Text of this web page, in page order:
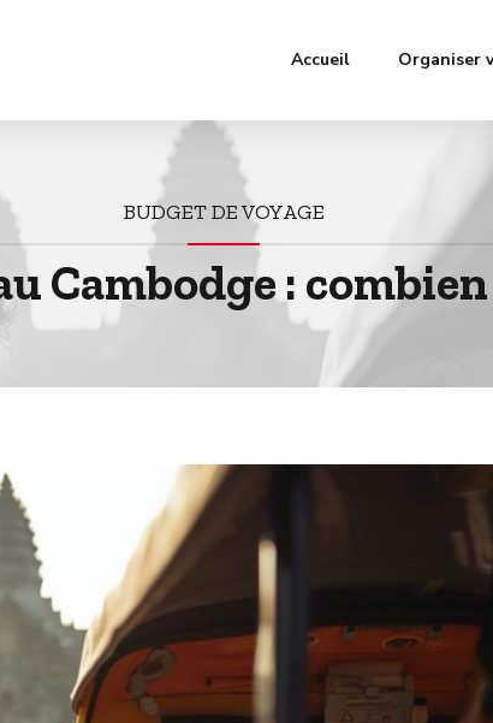
Accueil Organiser
BUDGET DE VOYAGE
Cambodge :